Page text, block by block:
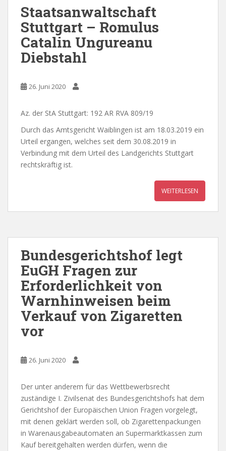
Staatsanwaltschaft
Stuttgart – Romulus
Catalin Ungureanu
Diebstahl
26. Juni 2020
Az. der StA Stuttgart: 192 AR RVA 809/19
Durch das Amtsgericht Waiblingen ist am 18.03.2019 ein
Urteil ergangen, welches seit dem 30.08.2019 in
Verbindung mit dem Urteil des Landgerichts Stuttgart
rechtskräftig ist.
WEITERLESEN
Bundesgerichtshof legt
EuGH Fragen zur
Erforderlichkeit von
Warnhinweisen beim
Verkauf von Zigaretten
vor
26. Juni 2020
Der unter anderem für das Wettbewerbsrecht
zuständige I. Zivilsenat des Bundesgerichtshofs hat dem
Gerichtshof der Europäischen Union Fragen vorgelegt,
mit denen geklärt werden soll, ob Zigarettenpackungen
in Warenausgabeautomaten an Supermarktkassen zum
Kauf bereitgehalten werden dürfen, wenn die